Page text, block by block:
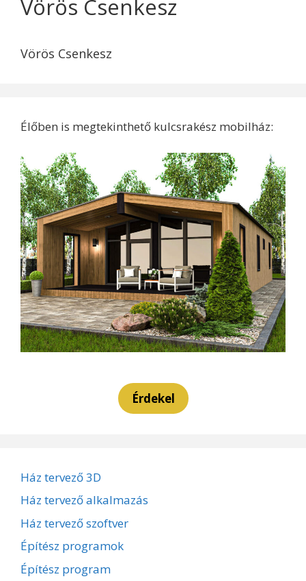
Vörös Csenkesz
Vörös Csenkesz
Élőben is megtekinthető kulcsrakész mobilház:
Érdekel
Ház tervező 3D
Ház tervező alkalmazás
Ház tervező szoftver
Építész programok
Építész program